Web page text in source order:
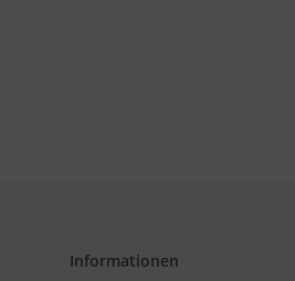
Informationen